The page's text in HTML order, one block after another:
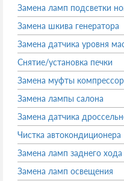
Замена ламп подсветки
Замена шкива генератора
Замена датчика уровня
Снятие/установка печки
Замена муфты
Замена лампы салона
Замена датчика
Чистка автокондиционера
Замена ламп заднего хода
Замена ламп освещения